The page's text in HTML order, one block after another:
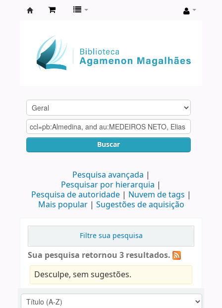
Agamenon
Magalhães
Buscar
Pesquisa avançada
Pesquisar por hierarquia
Pesquisa de autoridade
Nuvem de tags
Mais popular
Sugestões de aquisição
Filtre sua pesquisa
Sua pesquisa retornou 3 resultados.
Desculpe, sem sugestões.